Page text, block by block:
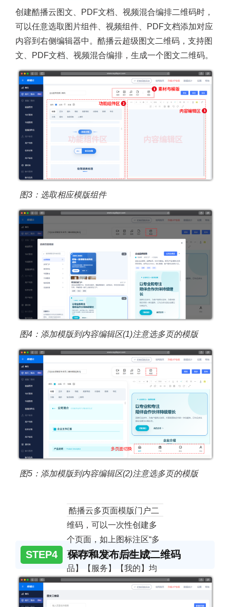
创建酷播云图文、PDF文档、视频混合编排二维码时，
可以任意选取图片组件、视频组件、PDF文档添加对应
内容到右侧编辑器中。酷播云超级图文二维码，支持图
文、PDF文档、视频混合编排，生成一个图文二维码。
图3：选取相应模版组件
图4：添加模版到内容编辑区(1)注意选多页的模版
图5： 添加模版到内容编辑区(2)注意选多页的模版
酷播云多页面模版门户二
维码，可以一次性创建多
个页面，如上图标注区“多
页面切换”区，点选【产
品】【服务】【我的】均
可以添加不同的内容，自
STEP4 保存和发布后生成二维码